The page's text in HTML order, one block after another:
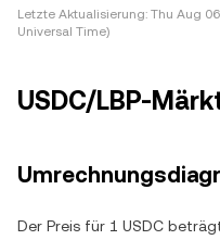
Letzte Aktualisierung: Thu Aug
Universal Time)
USDC/LBP-
Der Preis für 1 USDC